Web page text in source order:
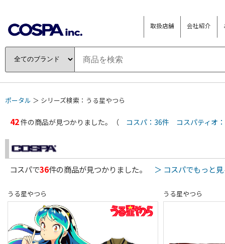
取扱店舗 会社紹介
ポータル ＞ シリーズ検索：うる星やつら
42件の商品が見つかりました。（ コスパ：36件 コスパティオ
コスパで36件の商品が見つかりました。 ＞ コスパでもっと
うる星やつら うる星やつら